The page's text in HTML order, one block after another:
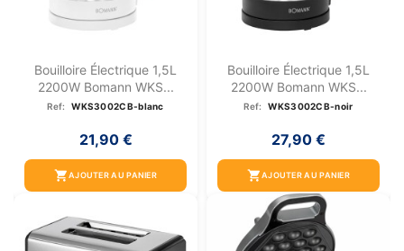
Bouilloire Électrique 1,5L
2200W Bomann WKS...
Ref: WKS3002CB-blanc
21,90 €
shopping_cartAJOUTER AU PANIER
Bouilloire Électrique 1,5L
2200W Bomann WKS...
Ref: WKS3002CB-noir
27,90 €
shopping_cartAJOUTER AU PANIER